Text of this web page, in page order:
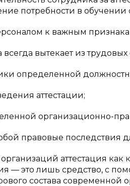
потребности в обучении
к важным
вытекает из
определенной
аттестации;
организационно-
правовые последствия
аттестация
— это лишь средство, с
состава современной